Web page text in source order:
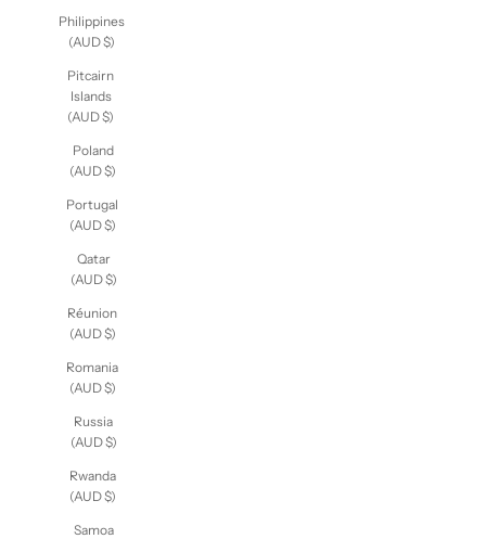
Philippines
(AUD $)
Pitcairn
Islands
(AUD $)
Poland
(AUD $)
Portugal
(AUD $)
Qatar
(AUD $)
Réunion
(AUD $)
Romania
(AUD $)
Russia
(AUD $)
Rwanda
(AUD $)
Samoa